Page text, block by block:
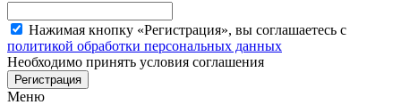
Нажимая кнопку «Регистрация», вы соглашаетесь с
политикой обработки персональных данных
Необходимо принять условия соглашения
Меню